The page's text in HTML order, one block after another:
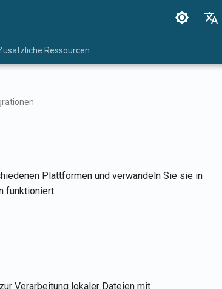
Français
Deutsch
Ressourcen
Plattformen und verwandeln Sie sie in
funktioniert.
Verarbeitung lokaler Dateien mit